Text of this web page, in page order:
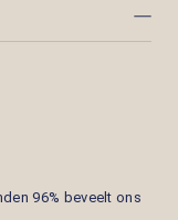
96% beveelt ons